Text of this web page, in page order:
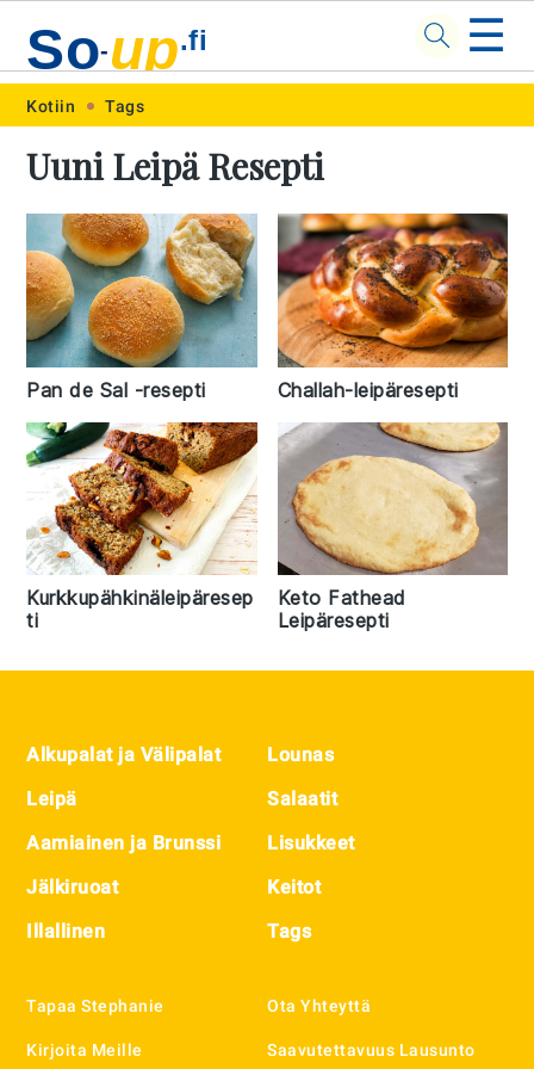
Skip
primary
navigation
Skip
main
content
Skip
primary
sidebar
Skip
footer
So-up.fi ☰
Kotiin Tags
Uuni Leipä Resepti
Pan de Sal -resepti Challah-leipäresepti
Kurkkupähkinäleipäresep
ti
Keto Fathead
Leipäresepti
Footer
Alkupalat ja Välipalat
Leipä
Aamiainen ja Brunssi
Jälkiruoat
Illallinen
Lounas
Salaatit
Lisukkeet
Keitot
Tags
Tapaa Stephanie
Kirjoita Meille
Ota Yhteyttä
Saavutettavuus Lausunto